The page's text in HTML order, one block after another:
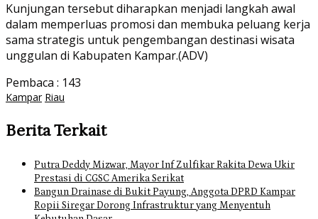
Kunjungan tersebut diharapkan menjadi langkah awal
dalam memperluas promosi dan membuka peluang kerja
sama strategis untuk pengembangan destinasi wisata
unggulan di Kabupaten Kampar.(ADV)
Pembaca : 143
Kampar Riau
Berita Terkait
Putra Deddy Mizwar, Mayor Inf Zulfikar Rakita Dewa Ukir
Prestasi di CGSC Amerika Serikat
Bangun Drainase di Bukit Payung, Anggota DPRD Kampar
Ropii Siregar Dorong Infrastruktur yang Menyentuh